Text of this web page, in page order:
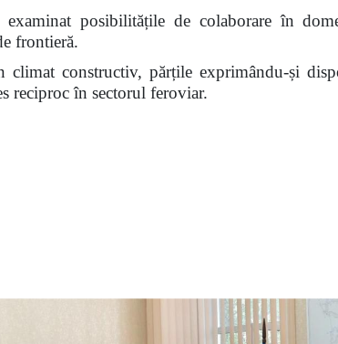
examinat posibilitățile de colaborare în
frontieră.
climat constructiv, părțile exprimându-și
reciproc în sectorul feroviar.